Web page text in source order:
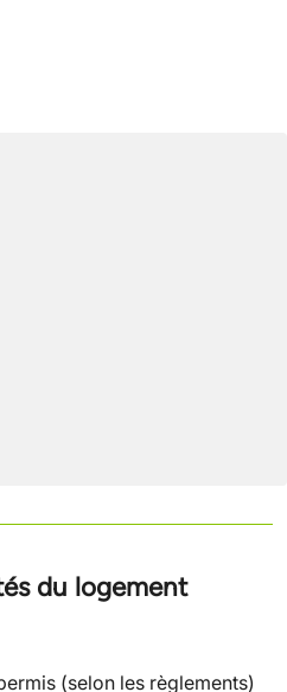
du logement
(selon les règlements)